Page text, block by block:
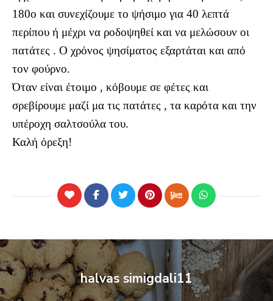
180ο και συνεχίζουμε το ψήσιμο για 40 λεπτά
περίπου ή μέχρι να ροδοψηθεί και να μελώσουν οι
πατάτες . Ο χρόνος ψησίματος εξαρτάται και από
τον φούρνο.
Όταν είναι έτοιμο , κόβουμε σε φέτες και
σρεβίρουμε μαζί μα τις πατάτες , τα καρότα και την
υπέροχη σαλτσούλα του.
Καλή όρεξη!
halvas simigdali11